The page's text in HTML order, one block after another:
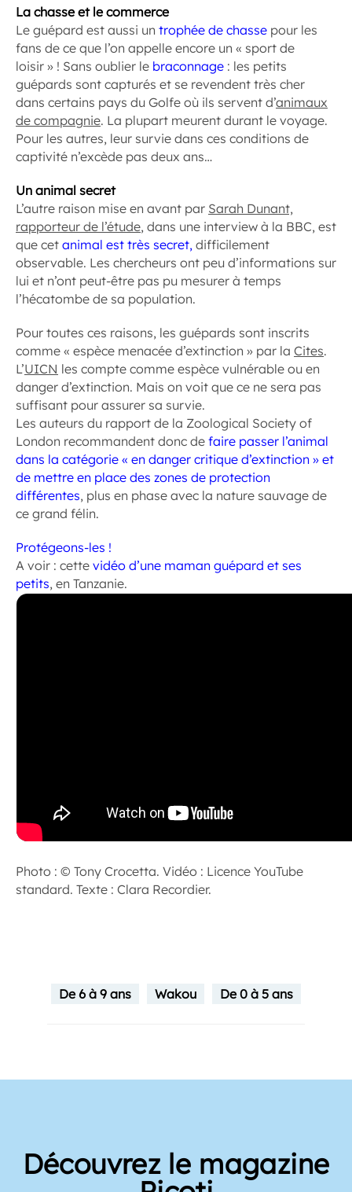
La chasse et le commerce
Le guépard est aussi un trophée de chasse pour les
fans de ce que l’on appelle encore un « sport de
loisir » ! Sans oublier le braconnage : les petits
guépards sont capturés et se revendent très cher
dans certains pays du Golfe où ils servent d’animaux
de compagnie. La plupart meurent durant le voyage.
Pour les autres, leur survie dans ces conditions de
captivité n’excède pas deux ans…
Un animal secret
L’autre raison mise en avant par Sarah Dunant,
rapporteur de l’étude, dans une interview à la BBC, est
que cet animal est très secret, difficilement
observable. Les chercheurs ont peu d’informations sur
lui et n’ont peut-être pas pu mesurer à temps
l’hécatombe de sa population.
Pour toutes ces raisons, les guépards sont inscrits
comme « espèce menacée d’extinction » par la Cites.
L’UICN les compte comme espèce vulnérable ou en
danger d’extinction. Mais on voit que ce ne sera pas
suffisant pour assurer sa survie.
Les auteurs du rapport de la Zoological Society of
London recommandent donc de faire passer l’animal
dans la catégorie « en danger critique d’extinction » et
de mettre en place des zones de protection
différentes, plus en phase avec la nature sauvage de
ce grand félin.
Protégeons-les !
A voir : cette vidéo d’une maman guépard et ses
petits, en Tanzanie.
Photo : © Tony Crocetta. Vidéo : Licence YouTube
standard. Texte : Clara Recordier.
De 6 à 9 ans Wakou De 0 à 5 ans
Découvrez le magazine